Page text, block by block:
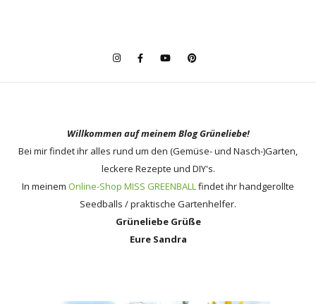
Willkommen auf meinem Blog Grüneliebe!
Bei mir findet ihr alles rund um den (Gemüse- und Nasch-)Garten,
leckere Rezepte und DIY's.
In meinem Online-Shop MISS GREENBALLfindet ihr handgerollte
Seedballs / praktische Gartenhelfer.
Grüneliebe Grüße
Eure Sandra